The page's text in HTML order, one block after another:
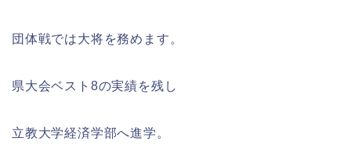
団体戦では大将を務めます。
県大会ベスト8の実績を残し
立教大学経済学部へ進学。